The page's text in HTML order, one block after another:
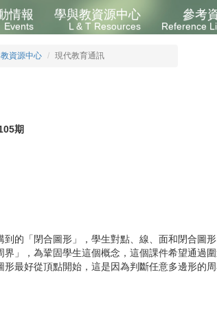
情報
Events
學與教資源中心
L & T Resources
參考
Reference
資源中心 現代教育通訊
期
「閉合圖形」，學生對點、線、面和閉合圖形
界」，為鞏固學生這個概念，這個課件希望通過
好從頂點開始，這是因為判斷任意多邊形的周